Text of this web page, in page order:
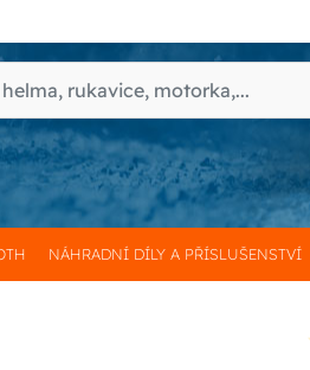
NÁHRADNÍ DÍLY A PŘÍSLUŠENSTVÍ